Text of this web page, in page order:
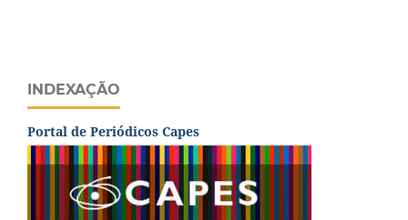
INDEXAÇÃO
Portal de Periódicos Capes